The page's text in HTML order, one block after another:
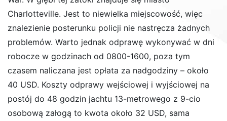
Charlotteville. Jest to niewielka miejscowość, więc
znalezienie posterunku policji nie nastręcza żadnych
problemów. Warto jednak odprawę wykonywać w dni
robocze w godzinach od 0800-1600, poza tym
czasem naliczana jest opłata za nadgodziny – około
40 USD. Koszty odprawy wejściowej i wyjściowej na
postój do 48 godzin jachtu 13-metrowego z 9-cio
osobową załogą to kwota około 32 USD, sama